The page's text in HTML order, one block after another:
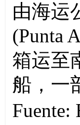
由海运
(Punta
箱运至
船，一
Fuente: